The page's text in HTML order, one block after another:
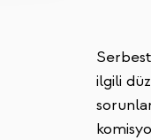
ilgili